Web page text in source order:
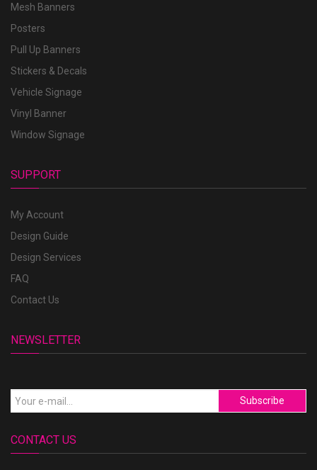
Mesh Banners
Posters
Pull Up Banners
Stickers & Decals
Vehicle Signage
Vinyl Banner
Window Signage
SUPPORT
My Account
Design Guide
Design Services
FAQ
Contact Us
NEWSLETTER
Subscribe
CONTACT US